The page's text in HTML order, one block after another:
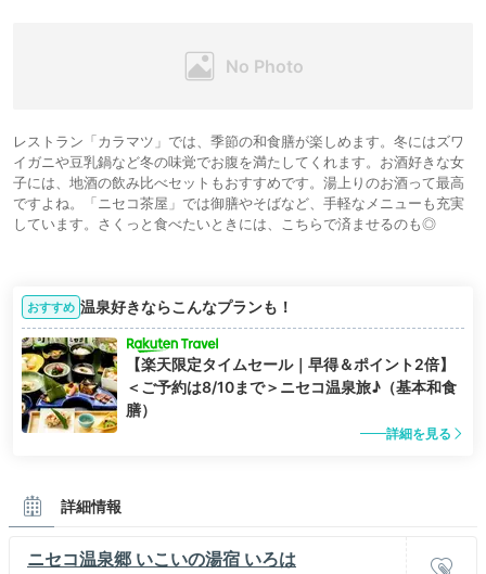
レストラン「カラマツ」では、季節の和食膳が楽しめます。冬にはズワ
イガニや豆乳鍋など冬の味覚でお腹を満たしてくれます。お酒好きな女
子には、地酒の飲み比べセットもおすすめです。湯上りのお酒って最高
ですよね。「ニセコ茶屋」では御膳やそばなど、手軽なメニューも充実
しています。さくっと食べたいときには、こちらで済ませるのも◎
おすすめ 温泉好きならこんなプランも！
【楽天限定タイムセール｜早得＆ポイント2倍】
＜ご予約は8/10まで＞ニセコ温泉旅♪（基本和食
膳）
詳細を見る
詳細情報
ニセコ温泉郷 いこいの湯宿 いろは